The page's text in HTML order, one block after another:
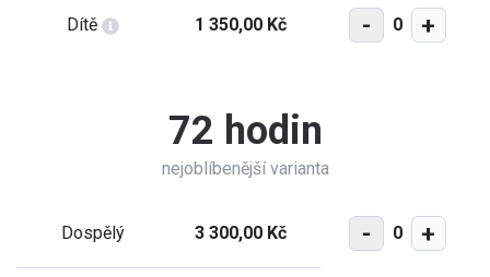
Dítě 1 350,00 Kč - 0 +
72 hodin
nejoblíbenější varianta
Dospělý 3 300,00 Kč - 0 +